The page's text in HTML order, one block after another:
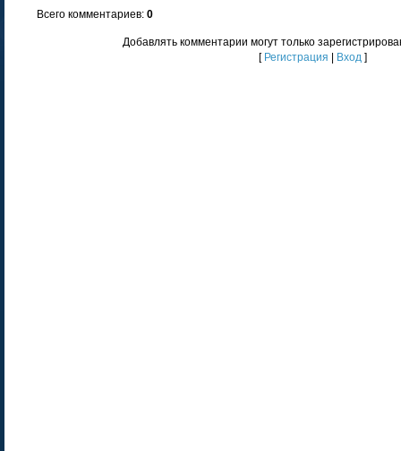
Всего комментариев: 0
Добавлять комментарии могут только
[ Регистрация Вход]